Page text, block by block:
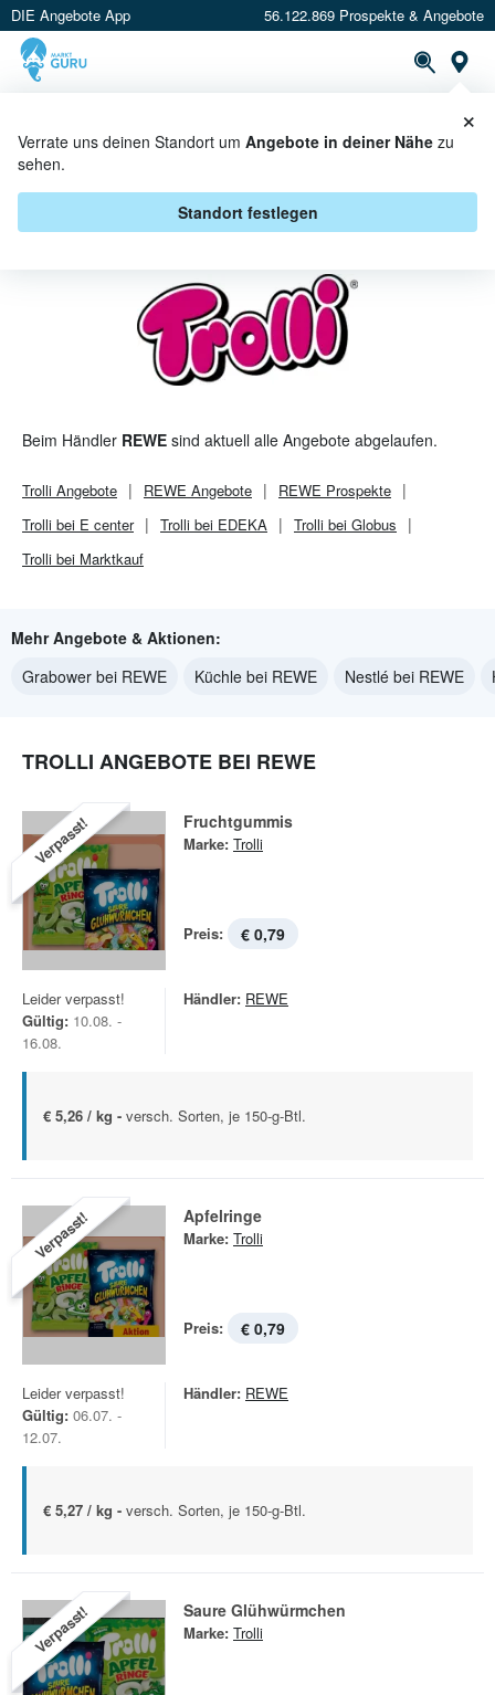
DIE Angebote App 56.122.869 Prospekte & Angebote
Verrate uns deinen Standort um Angebote in deiner Nähe zu
sehen.
Standort festlegen
×
TROLLI BEI REWE - ANGEBOTE &
Beim Händler REWE sind aktuell alle Angebote abgelaufen.
Trolli Angebote REWE Angebote REWE Prospekte
Trolli bei E center
Trolli bei EDEKA
Trolli bei Globus
Trolli bei Marktkauf
Mehr Angebote & Aktionen:
Grabower bei REWE
Küchle bei REWE Nestlé bei REWE
TROLLI ANGEBOTE BEI REWE
Verpasst! Fruchtgummis
Marke: Trolli
Preis: € 0,79
Leider verpasst!
Gültig: 10.08. -
16.08.
Händler: REWE
€ 5,26 / kg - versch. Sorten, je 150-g-Btl.
Verpasst! Apfelringe
Marke: Trolli
Preis: € 0,79
Leider verpasst!
Gültig: 06.07. -
12.07.
Händler: REWE
€ 5,27 / kg - versch. Sorten, je 150-g-Btl.
Verpasst! Saure Glühwürmchen
Marke: Trolli